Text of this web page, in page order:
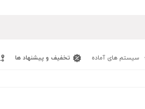
سیستم های آماده تخفیف و پیشنهاد ها